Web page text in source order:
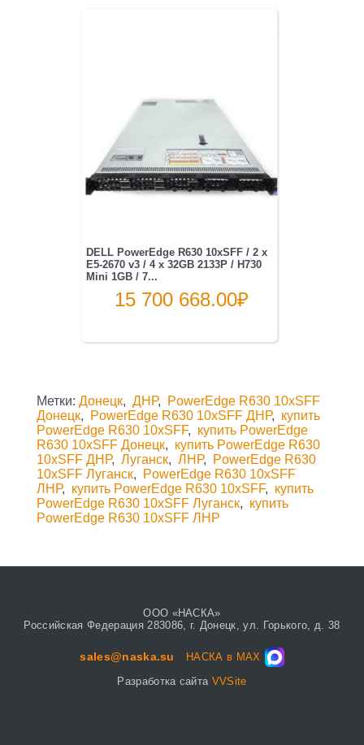
DELL PowerEdge R630 10xSFF / 2 x
E5-2670 v3 / 4 x 32GB 2133P / H730
Mini 1GB / 7...
15 700 668.00₽
Метки: Донецк, ДНР,
PowerEdge R630 10xSFF
Донецк, PowerEdge R630 10xSFF ДНР, купить
PowerEdge R630 10xSFF, купить PowerEdge
R630 10xSFF Донецк, купить PowerEdge R630
10xSFF ДНР, Луганск, ЛНР,
PowerEdge R630
10xSFF Луганск,
PowerEdge R630 10xSFF
ЛНР, купить PowerEdge R630 10xSFF, купить
PowerEdge R630 10xSFF Луганск, купить
PowerEdge R630 10xSFF ЛНР
ООО «НАСКА»
Российская Федерация 283086, г. Донецк, ул. Горького, д. 38
sales@naska.su
НАСКА в MAX
Разработка сайта VVSite